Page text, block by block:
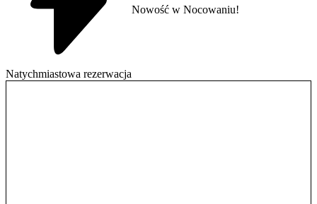
Natychmiastowa rezerwacja
Nowość w Nocowaniu!